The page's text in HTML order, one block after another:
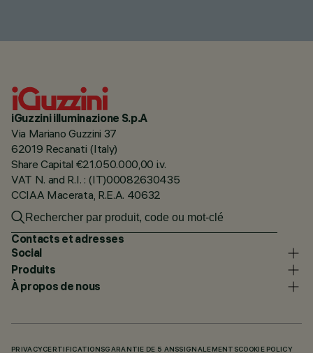
iGuzzini illuminazione S.p.A
Via Mariano Guzzini 37
62019 Recanati (Italy)
Share Capital €21.050.000,00 i.v.
VAT N. and R.I. : (IT)00082630435
CCIAA Macerata, R.E.A. 40632
Contacts et adresses
Social
Produits
À propos de nous
PRIVACY CERTIFICATIONSGARANTIE DE 5 ANSSIGNALEMENTSCOOKIE POLICY